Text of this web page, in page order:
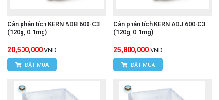
Cân phân tích KERN ADB 600-C3
(120g, 0.1mg)
20,500,000 VND
ĐẶT MUA
Cân phân tích KERN ADJ 600-C3
(120g, 0.1mg)
25,800,000 VND
ĐẶT MUA